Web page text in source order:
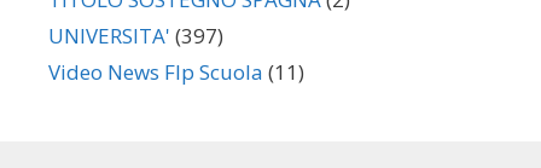
UNIVERSITA' (397)
Video News Flp Scuola (11)